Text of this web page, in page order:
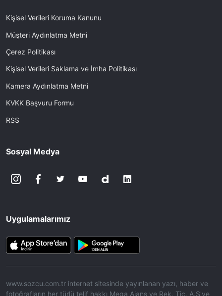
Kişisel Verileri Koruma Kanunu
Müşteri Aydınlatma Metni
Çerez Politikası
Kişisel Verileri Saklama ve İmha Politikası
Kamera Aydınlatma Metni
KVKK Başvuru Formu
RSS
Sosyal Medya
Uygulamalarımız
www.sozcu.com.tr internet sitesinde yayınlanan yazı, haber ve
fotoğrafların her türlü telif hakkı Mega Ajans ve Rek. Tic. A.Ş'ye